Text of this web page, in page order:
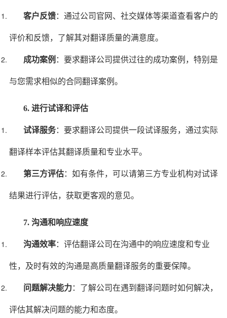
客户反馈：通过公司官网、社交媒体等渠道查看客户的
评价和反馈，了解其对翻译质量的满意度。
成功案例 ：要求翻译公司提供过往的成功案例，特别是
与您需求相似的合同翻译案例。
6. 进行试译和评估
试译服务：要求翻译公司提供一段试译服务，通过实际
翻译样本评估其翻译质量和专业水平。
第三方评估：如有条件，可以请第三方专业机构对试译
结果进行评估，获取更客观的意见。
7. 沟通和响应速度
沟通效率：评估翻译公司在沟通中的响应速度和专业
性，及时有效的沟通是高质量翻译服务的重要保障。
问题解决能力：了解公司在遇到翻译问题时如何解决，
评估其解决问题的能力和态度。